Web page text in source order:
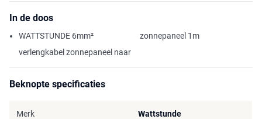
In de doos
WATTSTUNDE 6mm²
verlengkabel zonnepaneel naar
zonnepaneel 1m
Beknopte specificaties
Merk Wattstunde